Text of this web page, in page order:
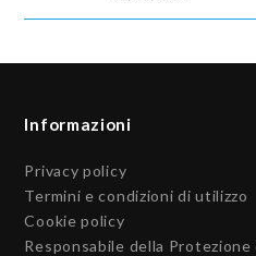
Informazioni
Privacy policy
Termini e condizioni di utilizzo
Cookie policy
Responsabile della Protezione